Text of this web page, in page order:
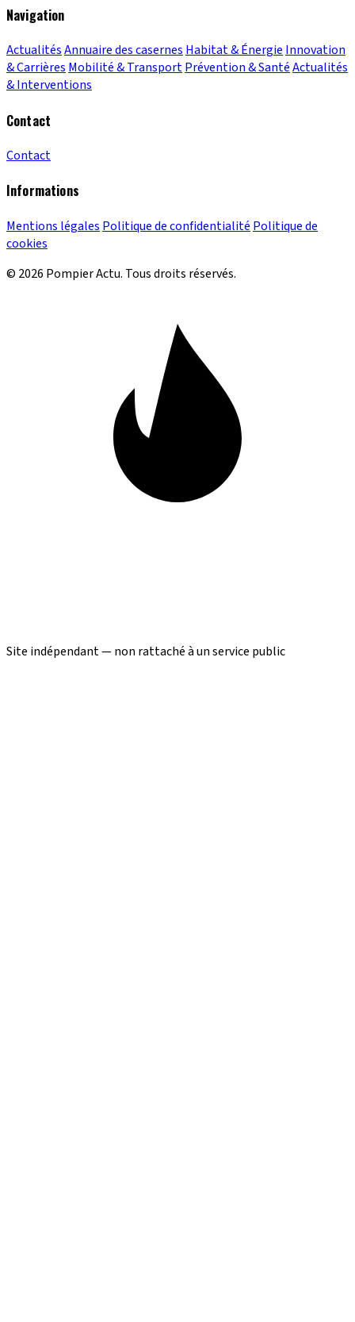
Navigation
ActualitésAnnuaire des casernesHabitat & ÉnergieInnovation
& CarrièresMobilité & TransportPrévention & SantéActualités
& Interventions
Contact
Contact
Informations
Mentions légales Politique de confidentialité Politique de
cookies
© 2026 Pompier Actu. Tous droits réservés.
Site indépendant — non rattaché à un service public